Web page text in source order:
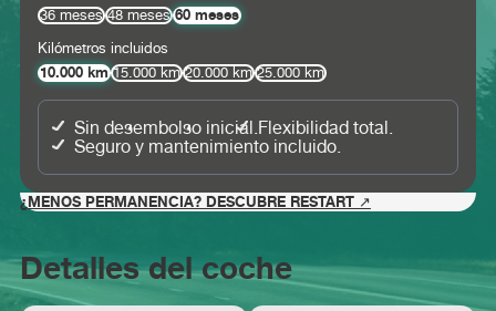
36 meses
48 meses 60 meses
Kilómetros incluidos
10.000 km 15.000 km 20.000 km 25.000 km
Sin desembolso inicial.Flexibilidad total.
Seguro y mantenimiento incluido.
¿MENOS PERMANENCIA? DESCUBRE RESTART ↗
Detalles del coche